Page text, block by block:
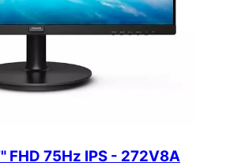
FHD 75Hz IPS - 272V8A